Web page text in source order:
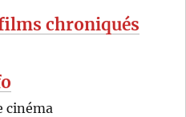
chroniqués
cinéma